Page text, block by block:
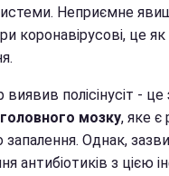
Неприємне
коронавірусові, це
виявив полісінусіт - це
мозку, яке є
Однак,
антибіотиків з цією